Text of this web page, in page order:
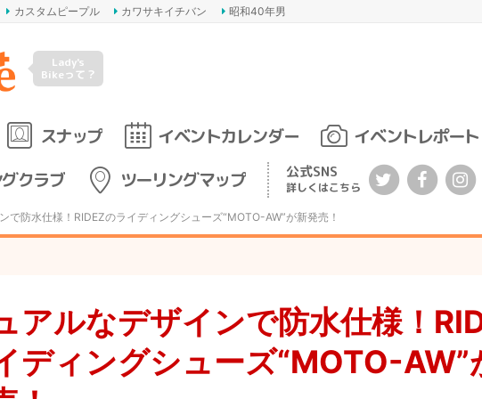
カスタムピープル カワサキイチバン
昭和40年男
Lady's
Bikeって？
スナップ イベントカレンダー
イベントレポート
クラブ ツーリングマップ 公式SNS
詳しくはこちら
で防水仕様！RIDEZのライディングシューズ“MOTO-AW”が新発売！
アルなデザインで防水仕様！
ディングシューズ“MOTO-AW”